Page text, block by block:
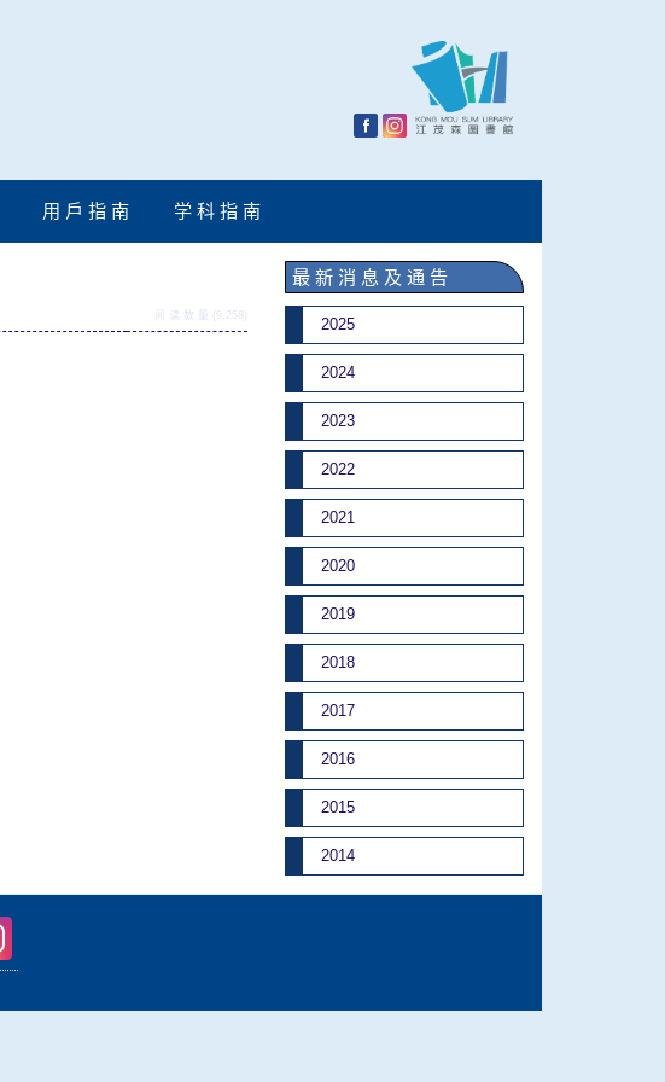
用 戶 指 南 学 科 指 南
阅 读 数 量 (9,258)
最 新 消 息 及 通 告
2025
2024
2023
2022
2021
2020
2019
2018
2017
2016
2015
2014